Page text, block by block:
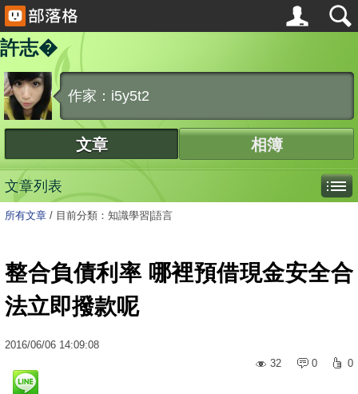
許志�
作家：i5y5t2
文章 相簿
文章列表
所有文章 / 目前分類：知識學習|語言
整合負債利率 哪裡預借現金安全合
法立即撥款呢
2016/06/06 14:09:08
32
0 0